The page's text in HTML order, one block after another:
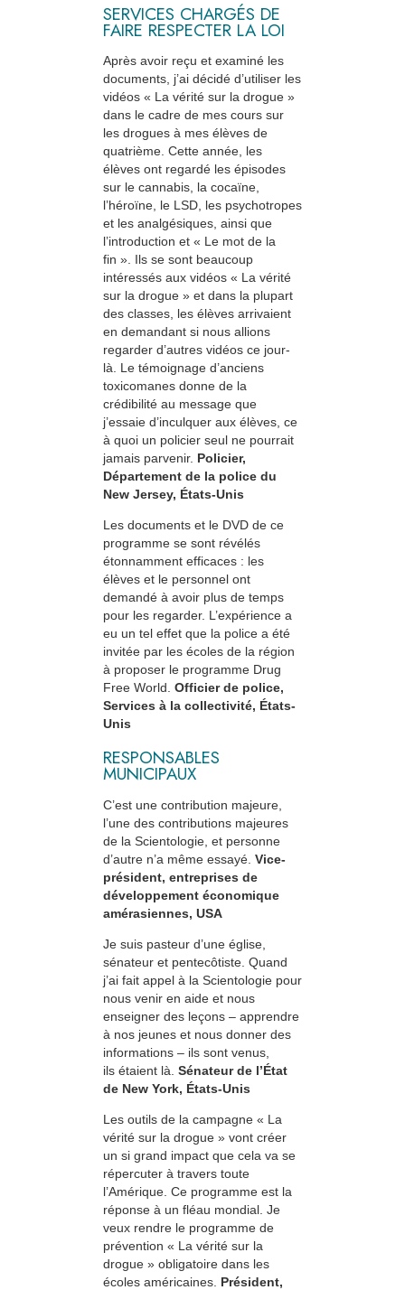
SERVICES CHARGÉS DE
FAIRE RESPECTER LA LOI
Après avoir reçu et examiné les
documents, j’ai décidé d’utiliser les
vidéos « La vérité sur la drogue »
dans le cadre de mes cours sur
les drogues à mes élèves de
quatrième. Cette année, les
élèves ont regardé les épisodes
sur le cannabis, la cocaïne,
l’héroïne, le LSD, les psychotropes
et les analgésiques, ainsi que
l’introduction et « Le mot de la
fin ». Ils se sont beaucoup
intéressés aux vidéos « La vérité
sur la drogue » et dans la plupart
des classes, les élèves arrivaient
en demandant si nous allions
regarder d’autres vidéos ce jour-
là. Le témoignage d’anciens
toxicomanes donne de la
crédibilité au message que
j’essaie d’inculquer aux élèves, ce
à quoi un policier seul ne pourrait
jamais parvenir. Policier,
Département de la police du
New Jersey, États-Unis
Les documents et le DVD de ce
programme se sont révélés
étonnamment efficaces : les
élèves et le personnel ont
demandé à avoir plus de temps
pour les regarder. L’expérience a
eu un tel effet que la police a été
invitée par les écoles de la région
à proposer le programme Drug
Free World. Officier de police,
Services à la collectivité, États-
Unis
RESPONSABLES
MUNICIPAUX
C’est une contribution majeure,
l’une des contributions majeures
de la Scientologie, et personne
d’autre n’a même essayé. Vice-
président, entreprises de
développement économique
amérasiennes, USA
Je suis pasteur d’une église,
sénateur et pentecôtiste. Quand
j’ai fait appel à la Scientologie pour
nous venir en aide et nous
enseigner des leçons – apprendre
à nos jeunes et nous donner des
informations – ils sont venus,
ils étaient là. Sénateur de l’État
de New York, États-Unis
Les outils de la campagne « La
vérité sur la drogue » vont créer
un si grand impact que cela va se
répercuter à travers toute
l’Amérique. Ce programme est la
réponse à un fléau mondial. Je
veux rendre le programme de
prévention « La vérité sur la
drogue » obligatoire dans les
écoles américaines. Président,